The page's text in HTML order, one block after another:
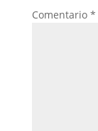
Comentario *